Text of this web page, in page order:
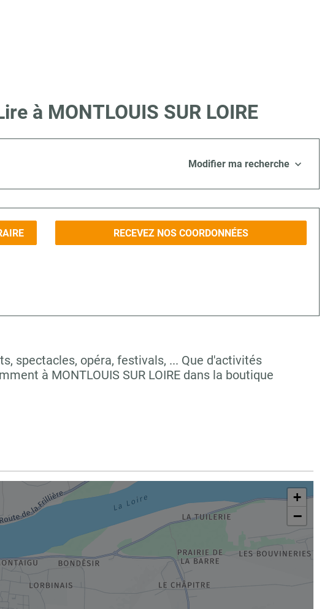
à MONTLOUIS SUR LOIRE
Modifier ma recherche
RECEVEZ NOS COORDONNÉES
spectacles, opéra, festivals, ... Que d'activités
à MONTLOUIS SUR LOIRE dans la boutique
+
−